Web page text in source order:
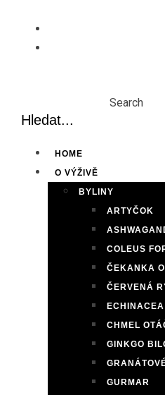
content
Search
HOME
O VÝŽIVĚ
BYLINY
ARTYČOK
COLEUS
ČEKANKA
ČERVENÁ
CHMEL
GINKGO
GURMAR